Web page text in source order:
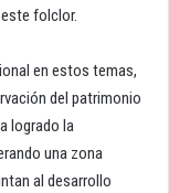
folclor.
en estos temas,
del patrimonio
logrado la
una zona
al desarrollo